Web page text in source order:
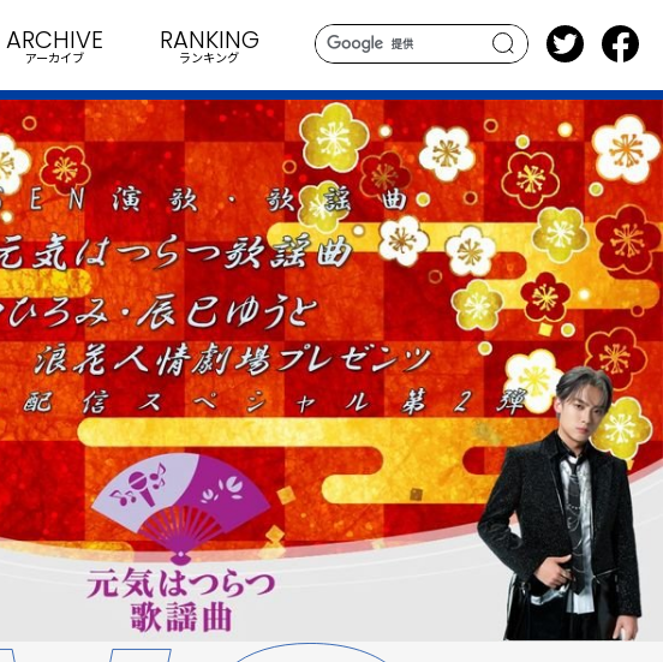
search
ARCHIVE
アーカイブ
RANKING
ランキング